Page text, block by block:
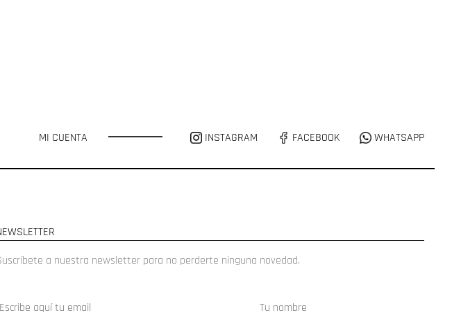
MI CUENTA INSTAGRAM FACEBOOK WHATSAPP
a nuestra newsletter para no perderte ninguna novedad.